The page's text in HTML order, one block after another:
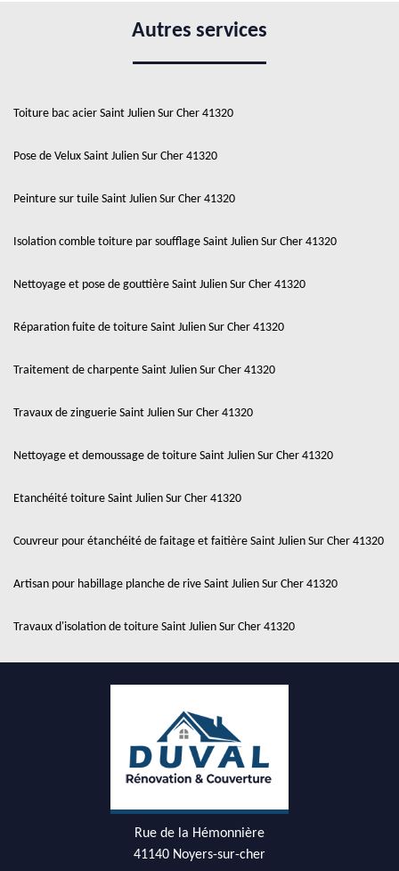
Autres services
Toiture bac acier Saint Julien Sur Cher 41320
Pose de Velux Saint Julien Sur Cher 41320
Peinture sur tuile Saint Julien Sur Cher 41320
Isolation comble toiture par soufflage Saint Julien Sur Cher 41320
Nettoyage et pose de gouttière Saint Julien Sur Cher 41320
Réparation fuite de toiture Saint Julien Sur Cher 41320
Traitement de charpente Saint Julien Sur Cher 41320
Travaux de zinguerie Saint Julien Sur Cher 41320
Nettoyage et demoussage de toiture Saint Julien Sur Cher 41320
Etanchéité toiture Saint Julien Sur Cher 41320
Couvreur pour étanchéité de faitage et faitière Saint Julien Sur Cher 41320
Artisan pour habillage planche de rive Saint Julien Sur Cher 41320
Travaux d'isolation de toiture Saint Julien Sur Cher 41320
Rue de la Hémonnière
41140 Noyers-sur-cher